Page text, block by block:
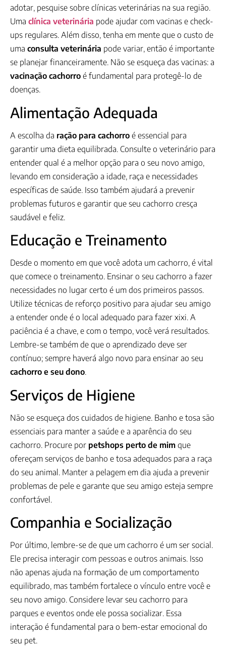
adotar, pesquise sobre clínicas veterinárias na sua região.
Uma clínica veterinária pode ajudar com vacinas e check-
ups regulares. Além disso, tenha em mente que o custo de
uma consulta veterinária pode variar, então é importante
se planejar financeiramente. Não se esqueça das vacinas: a
vacinação cachorro é fundamental para protegê-lo de
doenças.
Alimentação Adequada
A escolha da ração para cachorro é essencial para
garantir uma dieta equilibrada. Consulte o veterinário para
entender qual é a melhor opção para o seu novo amigo,
levando em consideração a idade, raça e necessidades
específicas de saúde. Isso também ajudará a prevenir
problemas futuros e garantir que seu cachorro cresça
saudável e feliz.
Educação e Treinamento
Desde o momento em que você adota um cachorro, é vital
que comece o treinamento. Ensinar o seu cachorro a fazer
necessidades no lugar certo é um dos primeiros passos.
Utilize técnicas de reforço positivo para ajudar seu amigo
a entender onde é o local adequado para fazer xixi. A
paciência é a chave, e com o tempo, você verá resultados.
Lembre-se também de que o aprendizado deve ser
contínuo; sempre haverá algo novo para ensinar ao seu
cachorro e seu dono.
Serviços de Higiene
Não se esqueça dos cuidados de higiene. Banho e tosa são
essenciais para manter a saúde e a aparência do seu
cachorro. Procure por petshops perto de mim que
ofereçam serviços de banho e tosa adequados para a raça
do seu animal. Manter a pelagem em dia ajuda a prevenir
problemas de pele e garante que seu amigo esteja sempre
confortável.
Companhia e Socialização
Por último, lembre-se de que um cachorro é um ser social.
Ele precisa interagir com pessoas e outros animais. Isso
não apenas ajuda na formação de um comportamento
equilibrado, mas também fortalece o vínculo entre você e
seu novo amigo. Considere levar seu cachorro para
parques e eventos onde ele possa socializar. Essa
interação é fundamental para o bem-estar emocional do
seu pet.